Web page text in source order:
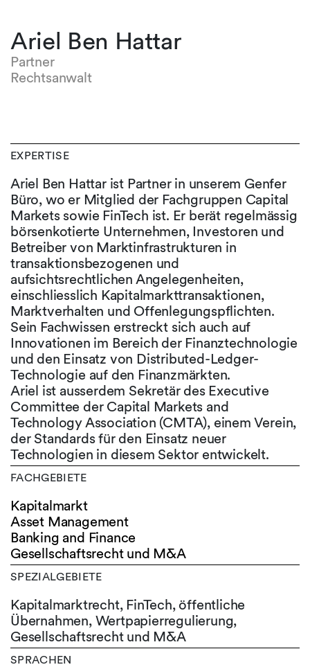
Ariel Ben Hattar
Partner
Rechtsanwalt
EXPERTISE
Ariel Ben Hattar ist Partner in unserem Genfer
Büro, wo er Mitglied der Fachgruppen Capital
Markets sowie FinTech ist. Er berät regelmässig
börsenkotierte Unternehmen, Investoren und
Betreiber von Marktinfrastrukturen in
transaktionsbezogenen und
aufsichtsrechtlichen Angelegenheiten,
einschliesslich Kapitalmarkttransaktionen,
Marktverhalten und Offenlegungspflichten.
Sein Fachwissen erstreckt sich auch auf
Innovationen im Bereich der Finanztechnologie
und den Einsatz von Distributed-Ledger-
Technologie auf den Finanzmärkten.
Ariel ist ausserdem Sekretär des Executive
Committee der Capital Markets and
Technology Association (CMTA), einem Verein,
der Standards für den Einsatz neuer
Technologien in diesem Sektor entwickelt.
FACHGEBIETE
Kapitalmarkt
Asset Management
Banking and Finance
Gesellschaftsrecht und M&A
SPEZIALGEBIETE
Kapitalmarktrecht, FinTech, öffentliche
Übernahmen, Wertpapierregulierung,
Gesellschaftsrecht und M&A
SPRACHEN